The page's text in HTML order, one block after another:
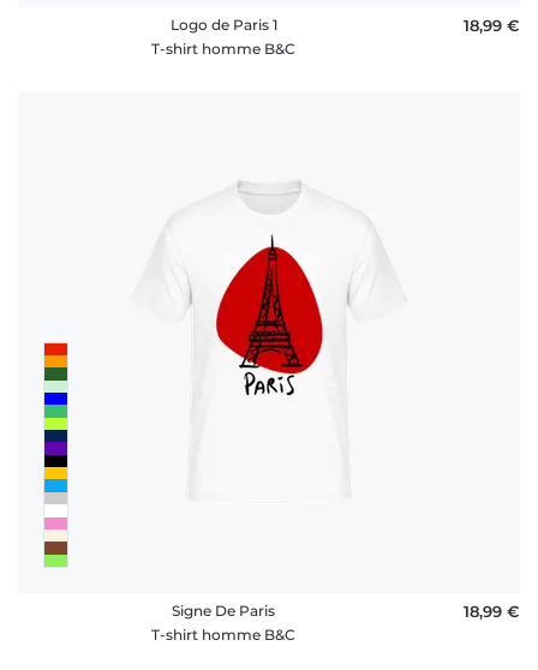
Logo de Paris 1
T-shirt homme B&C
18,99 €
Signe De Paris
T-shirt homme B&C
18,99 €